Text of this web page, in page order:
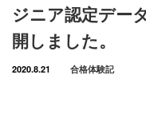
ジニア認定デー
開しました。
2020.8.21 合格体験記